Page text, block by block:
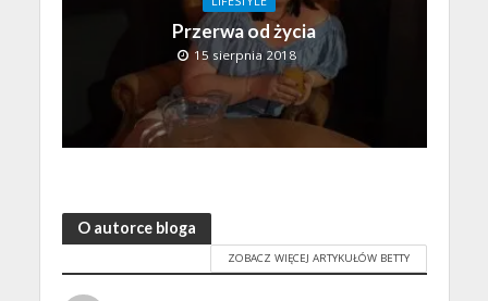
Przerwa od życia
15 sierpnia 2018
O autorce bloga
ZOBACZ WIĘCEJ ARTYKUŁÓW BETTY